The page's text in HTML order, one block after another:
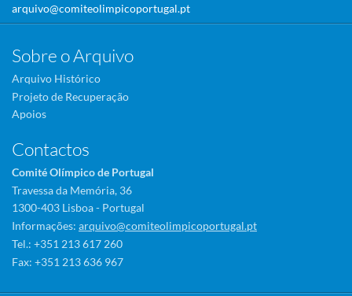
arquivo@comiteolimpicoportugal.pt
Sobre o Arquivo
Arquivo Histórico
Projeto de Recuperação
Apoios
Contactos
Comité Olímpico de Portugal
Travessa da Memória, 36
1300-403 Lisboa - Portugal
Informações: arquivo@comiteolimpicoportugal.pt
Tel.: +351 213 617 260
Fax: +351 213 636 967